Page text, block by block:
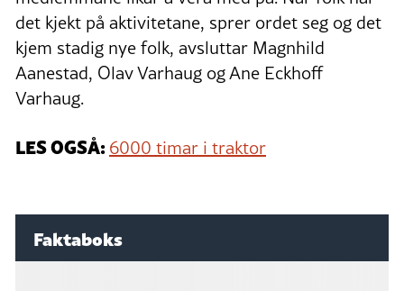
det kjekt på aktivitetane, sprer ordet seg og det
kjem stadig nye folk, avsluttar Magnhild
Aanestad, Olav Varhaug og Ane Eckhoff
Varhaug.
LES OGSÅ:6000 timar i traktor
Faktaboks